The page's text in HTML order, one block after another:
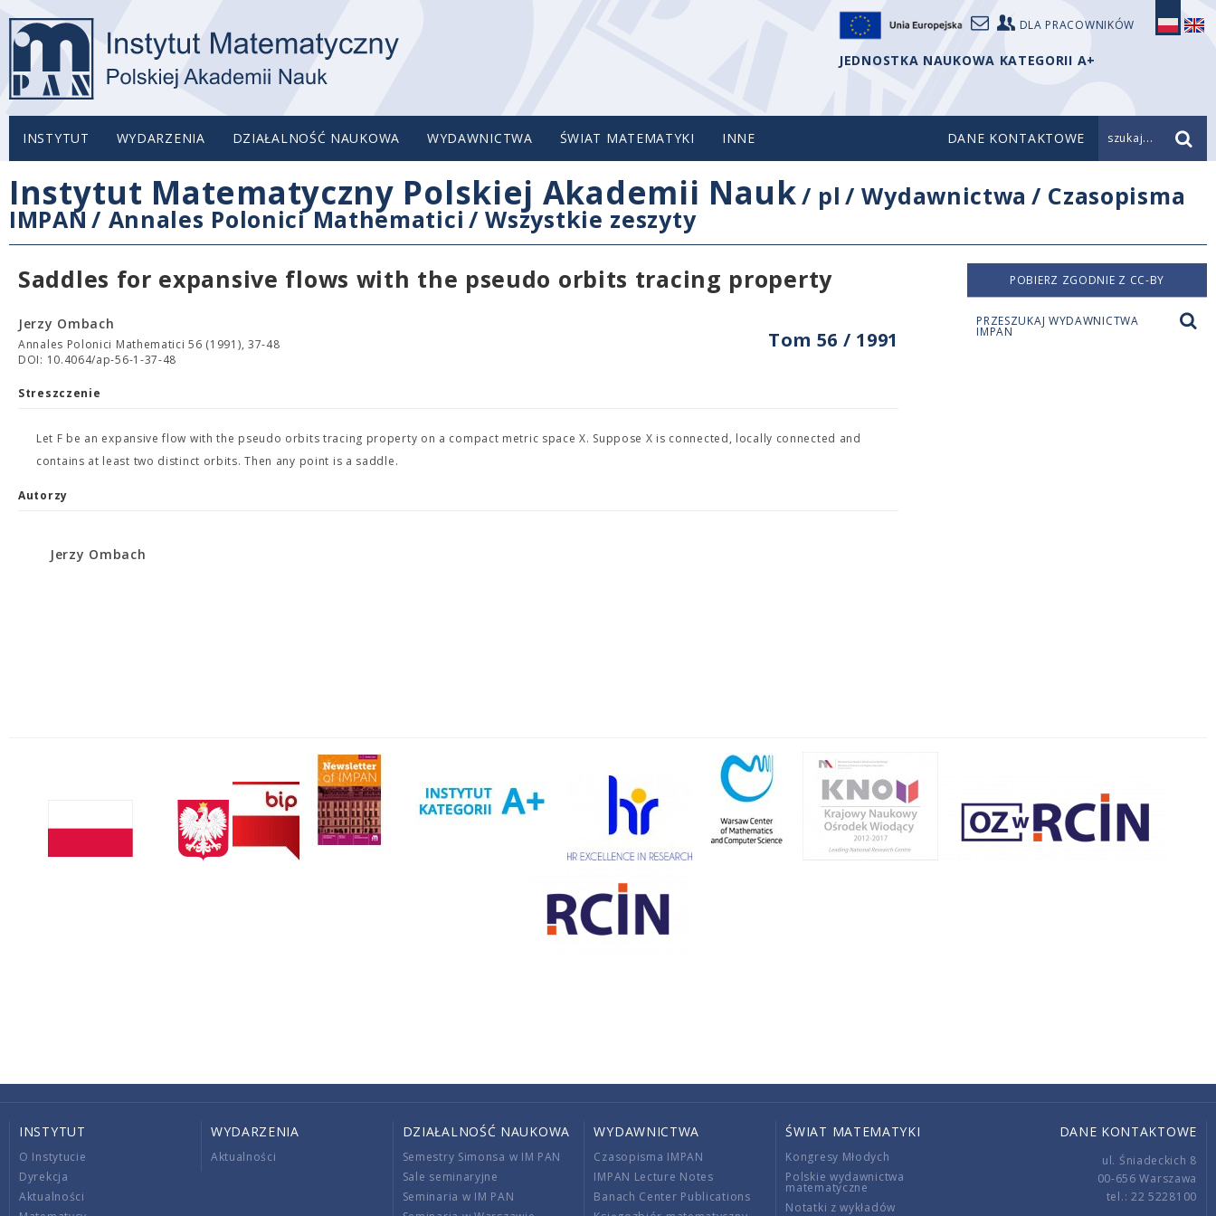
DLA PRACOWNIKÓW
JEDNOSTKA NAUKOWA KATEGORII A+
INSTYTUT WYDARZENIA DZIAŁALNOŚĆ NAUKOWA WYDAWNICTWA ŚWIAT MATEMATYKI INNE DANE KONTAKTOWE szukaj...
Instytut Matematyczny Polskiej Akademii Nauk/ pl /Wydawnictwa / Czasopisma
IMPAN / Annales Polonici Mathematici /Wszystkie zeszyty
Saddles for expansive flows with the pseudo orbits tracing property
Tom 56 / 1991
Jerzy Ombach
Annales Polonici Mathematici 56 (1991), 37-48
DOI: 10.4064/ap-56-1-37-48
Streszczenie
Let F be an expansive flow with the pseudo orbits tracing property on a compact metric space X. Suppose X is connected, locally connected and
contains at least two distinct orbits. Then any point is a saddle.
Autorzy
Jerzy Ombach
POBIERZ ZGODNIE Z CC-BY
PRZESZUKAJ WYDAWNICTWA
IMPAN
INSTYTUT
O Instytucie
Dyrekcja
Aktualności
WYDARZENIA
Aktualności
DZIAŁALNOŚĆ NAUKOWA
Semestry Simonsa w IM PAN
Sale seminaryjne
Seminaria w IM PAN
WYDAWNICTWA
Czasopisma IMPAN
IMPAN Lecture Notes
Banach Center Publications
ŚWIAT MATEMATYKI
Kongresy Młodych
Polskie wydawnictwa
matematyczne
Notatki z wykładów
DANE KONTAKTOWE
ul. Śniadeckich 8
00-656 Warszawa
tel.: 22 5228100